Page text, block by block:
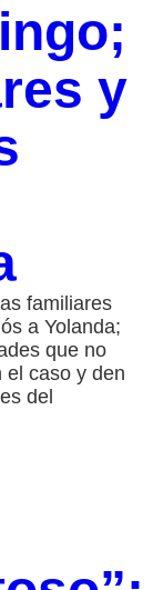
y
familiares
a Yolanda;
que no
el caso y den
del